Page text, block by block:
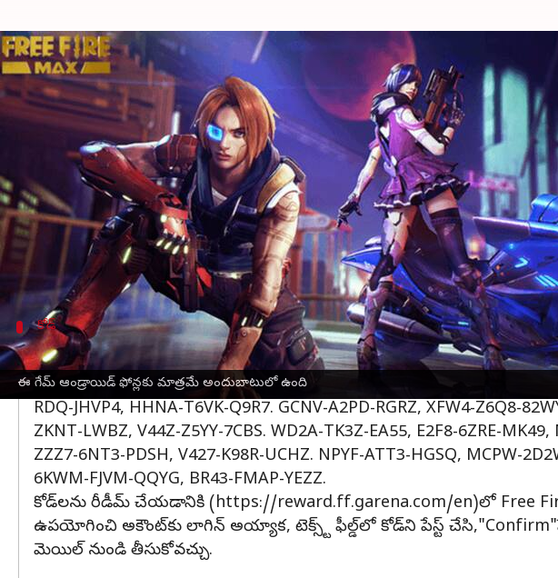
ఈ గేమ్ ఆండ్రాయిడ్ ఫోన్లకు మాత్రమే అందుబాటులో ఉంది
ఫిబ్రవరి 8న వచ్చే Free Fire MAX కోడ్స్ రీడీమ్ విధానం
వ్రాసిన వారు Nishkala Sathivada Feb 08, 2023 02:56 pm
ఈ వార్తాకథనం ఏంటి
Garena సెప్టెంబర్ 2021లో కాస్మెటిక్ అప్‌లతో ఫ్రీ ఫైర్ మాక్స్ ని విడుదల
డెవలపర్‌లు 12-అంకెల రీడీమ్ చేయదగిన కోడ్‌లను అందించడం
ఫ్రీ ఫైర్ మాక్స్ కోడ్‌లను రీడీమ్ చేయడానికి, తప్పనిసరిగా అనుసరించాల్సినవి
18 గంటల లోపల యాక్సెస్ చేయాలి. అధికారిక వెబ్‌సైట్ ద్వారా మాత్రమే వాటిని
కోడ్
గేమ్ లోని వివిధ వస్తువులను సేకరించడానికి ఈ కోడ్‌లను వాడండి
ఫిబ్రవరి 8న వచ్చే కోడ్‌లను చూడండి X99T-K56X-DJ4X, FF7M-UY4M-E6SC,
RDQ-JHVP4, HHNA-T6VK-Q9R7. GCNV-A2PD-RGRZ, XFW4-Z6Q8-
ZKNT-LWBZ, V44Z-Z5YY-7CBS. WD2A-TK3Z-EA55, E2F8-6ZRE-
ZZZ7-6NT3-PDSH, V427-K98R-UCHZ. NPYF-ATT3-HGSQ, MCPW-
6KWM-FJVM-QQYG, BR43-FMAP-YEZZ.
కోడ్‌లను రీడీమ్ చేయడానికి (https://reward.ff.garena.com/en)లో Free
ఉపయోగించి అకౌంట్‌కు లాగిన్ అయ్యాక, టెక్స్ట్ ఫీల్డ్‌లో కోడ్‌ని పేస్ట్
మెయిల్ నుండి తీసుకోవచ్చు.